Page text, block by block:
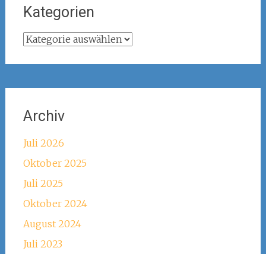
Kategorien
Kategorien
Archiv
Juli 2026
Oktober 2025
Juli 2025
Oktober 2024
August 2024
Juli 2023